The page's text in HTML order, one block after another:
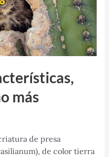
más
de presa
de color tierra